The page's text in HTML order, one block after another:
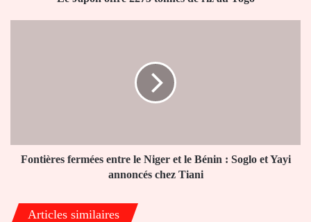
:
Soglo
annoncés
chez
Fontières fermées entre le Niger et le Bénin : Soglo et Yayi
annoncés chez Tiani
Articles similaires